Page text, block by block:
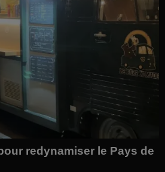
redynamiser le Pays de